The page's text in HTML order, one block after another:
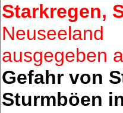
Starkregen,
Neuseeland
ausgegeben
Gefahr von
Sturmböen